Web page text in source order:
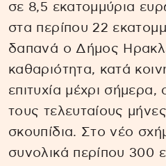
σε 8,5 εκατομμύρια
στα περίπου 22
δαπανά ο Δήμος
καθαριότητα, κατά
επιτυχία μέχρι
τους τελευταίους
σκουπίδια. Στο νέο
συνολικά περίπου 300